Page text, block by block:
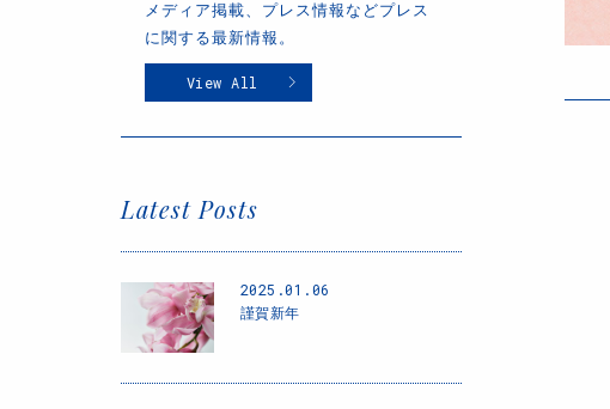
メディア掲載、プレス情報などプレス
に関する最新情報。
View All
Latest Posts
2025.01.06
謹賀新年